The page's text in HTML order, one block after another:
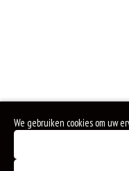
We gebruiken cookies om uw